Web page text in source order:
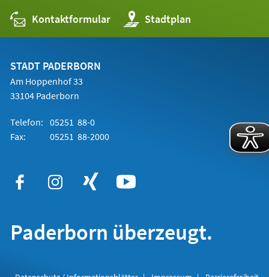
Kontaktformular Stadtplan
(Öffnet
in
einem
STADT PADERBORN
Am Hoppenhof 33
33104 Paderborn
Telefon: 05251 88-0
Fax:
05251 88-2000
Paderborn überzeugt.